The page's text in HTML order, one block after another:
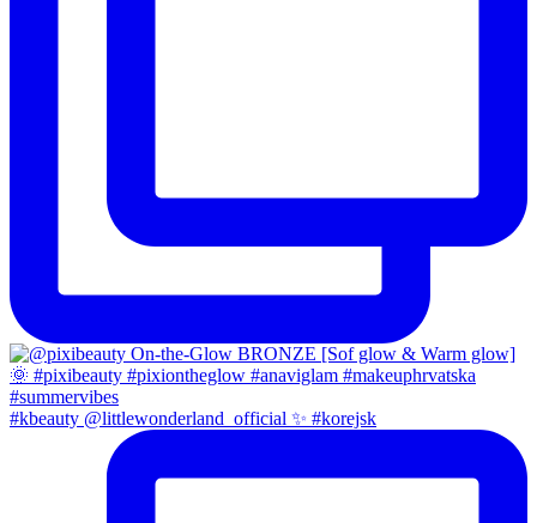
#kbeauty @littlewonderland_official ✨ #korejsk